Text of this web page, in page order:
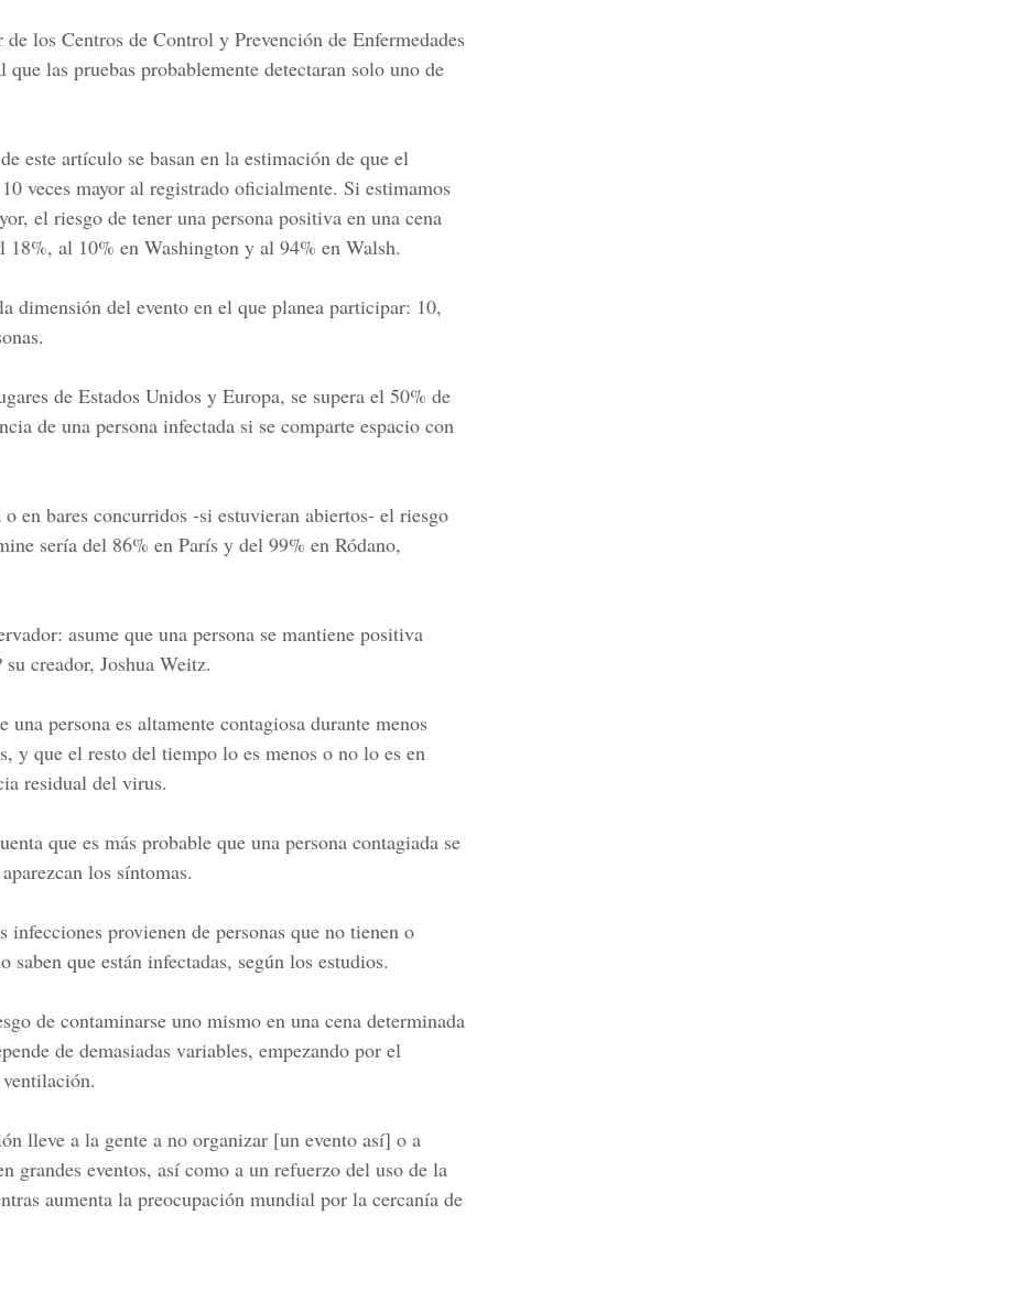
los Centros de Control y Prevención de Enfermedades
las pruebas probablemente detectaran solo uno de
este artículo se basan en la estimación de que el
veces mayor al registrado oficialmente. Si estimamos
el riesgo de tener una persona positiva en una cena
18%, al 10% en Washington y al 94% en Walsh.
dimensión del evento en el que planea participar: 10,
de Estados Unidos y Europa, se supera el 50% de
de una persona infectada si se comparte espacio con
en bares concurridos -si estuvieran abiertos- el riesgo
sería del 86% en París y del 99% en Ródano,
asume que una persona se mantiene positiva
creador, Joshua Weitz.
una persona es altamente contagiosa durante menos
y que el resto del tiempo lo es menos o no lo es en
residual del virus.
que es más probable que una persona contagiada se
los síntomas.
infecciones provienen de personas que no tienen o
saben que están infectadas, según los estudios.
de contaminarse uno mismo en una cena determinada
de demasiadas variables, empezando por el
lleve a la gente a no organizar [un evento así] o a
grandes eventos, así como a un refuerzo del uso de la
aumenta la preocupación mundial por la cercanía de